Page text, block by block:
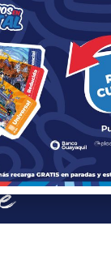
en
y
de
1800 510 510